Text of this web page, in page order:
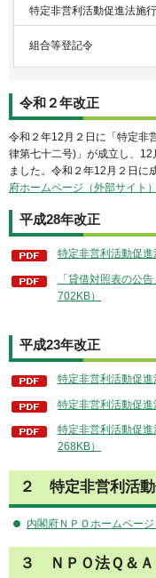
特定非営利活動促進法施
組合等登記令
令和２年改正
令和２年12月２日に「特定非
律第七十二号)」が成立し、
ました。令和２年12月２日に
府ホームページ（外部サイト）
平成28年改正
特定非営利活動促進
「貸借対照表の公
702KB）
平成23年改正
特定非営利活動促進
特定非営利活動促進
特定非営利活動促進
268KB）
２ 特定非営利活動
内閣府ＮＰＯホームペー
３ ＮＰＯ法Ｑ＆Ａ